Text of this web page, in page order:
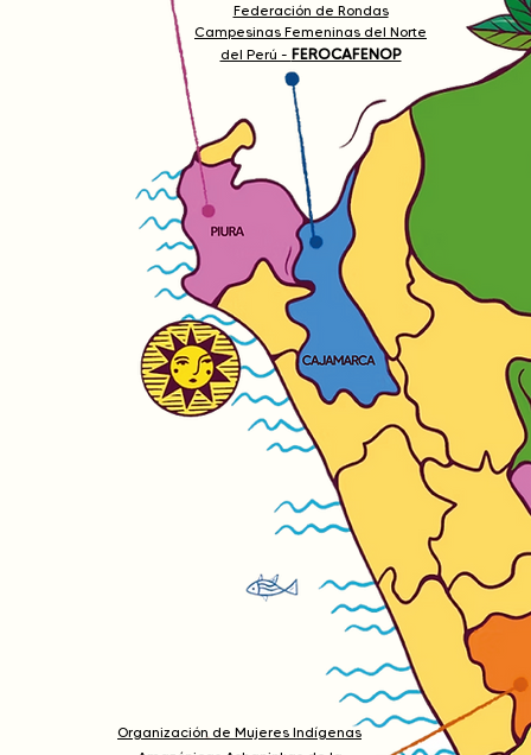
Federación de Rondas
Campesinas Femeninas del Norte
del Perú - FEROCAFENOP
Organización de Mujeres Indígenas